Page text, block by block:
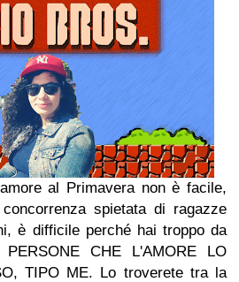
al Primavera non è facile,
spietata di ragazze
è difficile perché hai troppo da
CHE L'AMORE LO
TIPO ME. Lo troverete tra la